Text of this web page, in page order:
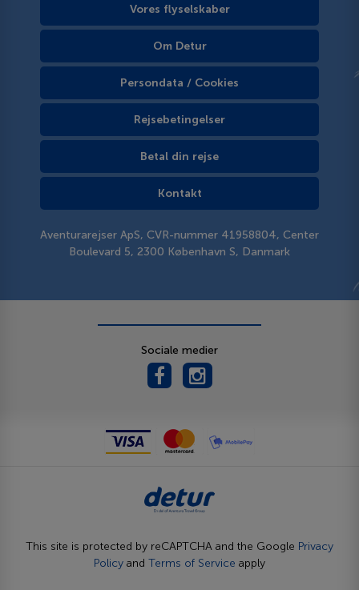
Vores flyselskaber
Om Detur
Persondata / Cookies
Rejsebetingelser
Betal din rejse
Kontakt
Aventurarejser ApS, CVR-nummer 41958804, Center
Boulevard 5, 2300 København S, Danmark
Sociale medier
This site is protected by reCAPTCHA and the Google Privacy
Policy and Terms of Service apply